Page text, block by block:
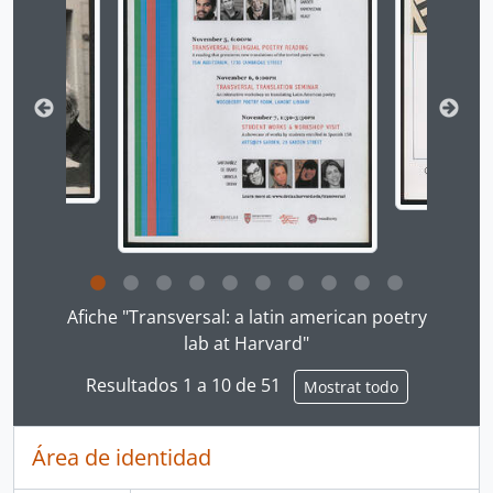
Clicking this description title link will open the
Afiche "Transversal: a latin american poetry
lab at Harvard"
Resultados 1 a 10 de 51
Mostrat todo
Área de identidad